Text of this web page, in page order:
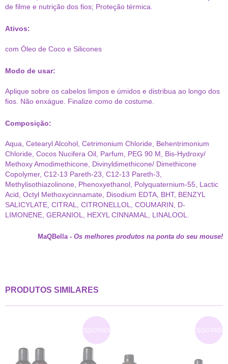
de filme e nutrição dos fios; Proteção térmica.
Ativos:
com Óleo de Coco e Silicones
Modo de usar:
Aplique sobre os cabelos limpos e úmidos e distribua ao longo dos
fios. Não enxágue. Finalize como de costume.
Composição:
Aqua, Cetearyl Alcohol, Cetrimonium Chloride, Behentrimonium
Chloride, Cocos Nucifera Oil, Parfum, PEG 90 M, Bis-Hydroxy/
Methoxy Amodimethicone, Divinyldimethicone/ Dimethicone
Copolymer, C12-13 Pareth-23, C12-13 Pareth-3,
Methylisothiazolinone, Phenoxyethanol, Polyquaternium-55, Lactic
Acid, Octyl Methoxycinnamate, Disodium EDTA, BHT, BENZYL
SALICYLATE, CITRAL, CITRONELLOL, COUMARIN, D-
LIMONENE, GERANIOL, HEXYL CINNAMAL, LINALOOL.
MaQBella- Os melhores produtos na ponta do seu mouse!
PRODUTOS SIMILARES
ESGOTADO ESGOTADO